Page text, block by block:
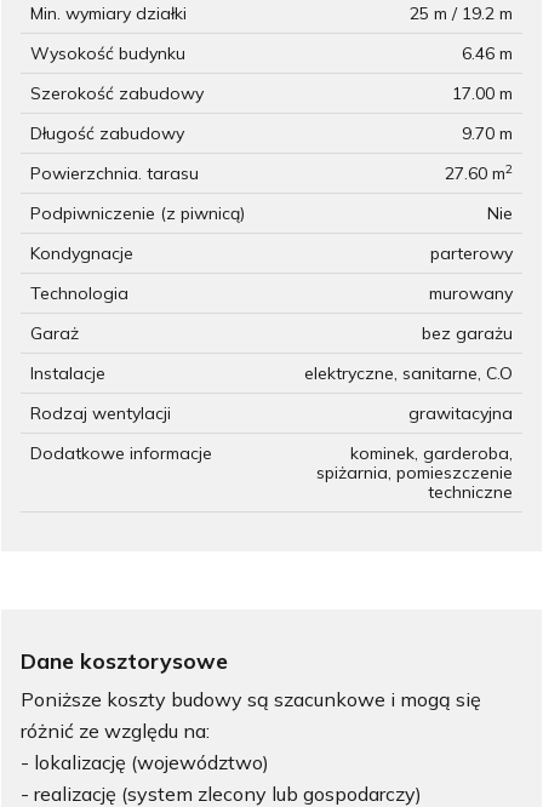
Min. wymiary działki
25 m / 19.2 m
Wysokość budynku
6.46 m
Szerokość zabudowy
17.00 m
Długość zabudowy
9.70 m
Powierzchnia. tarasu
27.60 m2
Podpiwniczenie (z piwnicą)
Nie
Kondygnacje
parterowy
Technologia
murowany
Garaż
bez garażu
Instalacje
elektryczne, sanitarne, C.O
Rodzaj wentylacji
grawitacyjna
Dodatkowe informacje
kominek, garderoba,
spiżarnia, pomieszczenie
techniczne
Dane kosztorysowe
Poniższe koszty budowy są szacunkowe i mogą się
różnić ze względu na:
- lokalizację (województwo)
- realizację (system zlecony lub gospodarczy)